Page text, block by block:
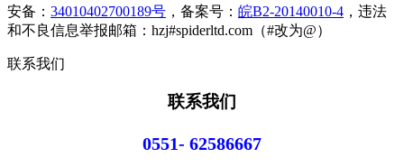
安备： 34010402700189号 ，备案号： 皖B2-20140010-4 ，违法
和不良信息举报邮箱：hzj#spiderltd.com（#改为@）
联系我们
联系我们
0551- 62586667